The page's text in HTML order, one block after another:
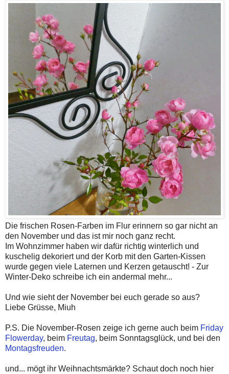
Die frischen Rosen-Farben im Flur erinnern so gar nicht an
den November und das ist mir noch ganz recht.
Im Wohnzimmer haben wir dafür richtig winterlich und
kuschelig dekoriert und der Korb mit den Garten-Kissen
wurde gegen viele Laternen und Kerzen getauscht! - Zur
Winter-Deko schreibe ich ein andermal mehr...
Und wie sieht der November bei euch gerade so aus?
Liebe Grüsse, Miuh
P.S. Die November-Rosen zeige ich gerne auch beim Friday
Flowerday, beim Freutag, beim Sonntagsglück, und bei den
Montagsfreuden.
und... mögt ihr Weihnachtsmärkte? Schaut doch noch hier